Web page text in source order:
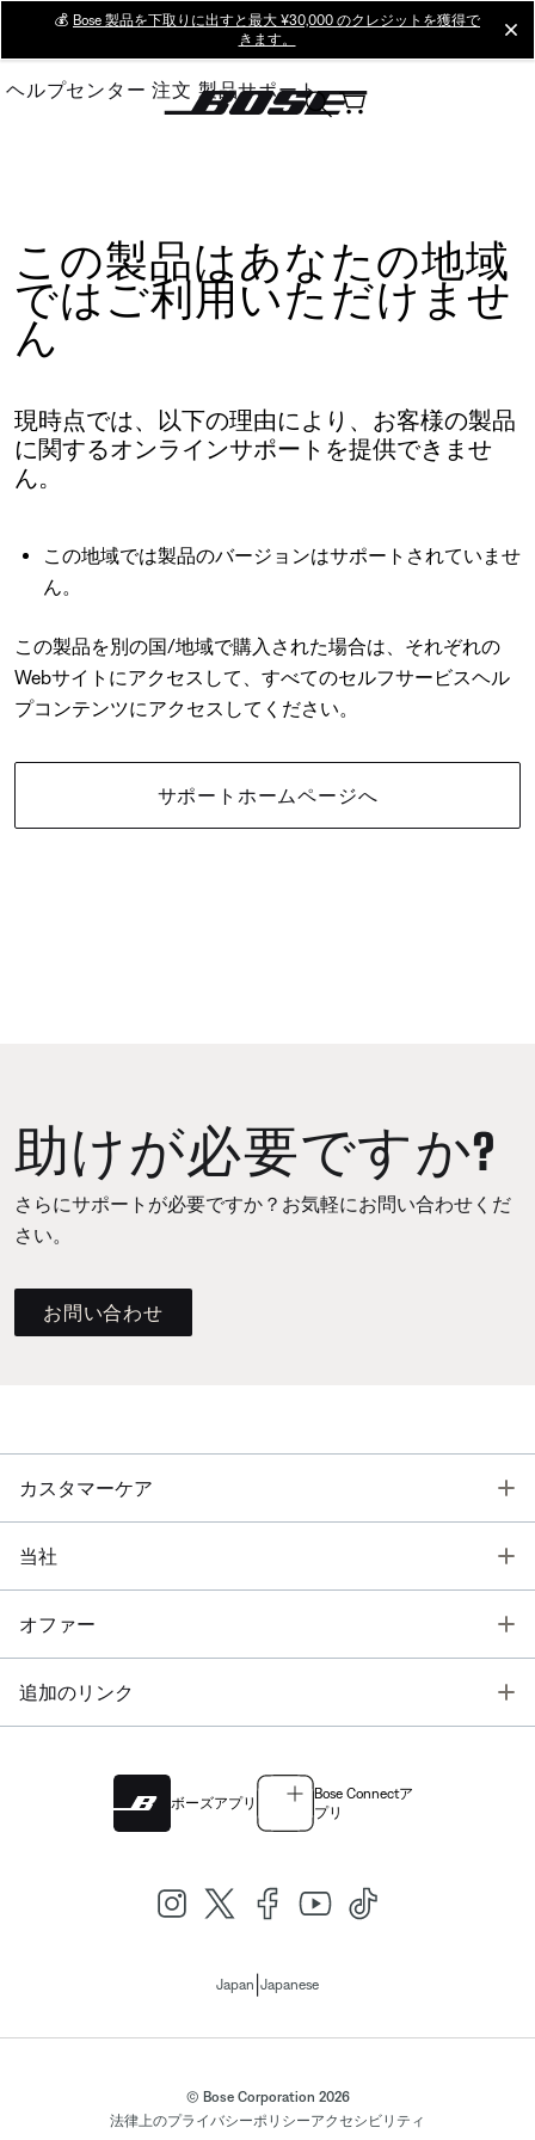
Main
💰 Bose 製品を下取りに出すと最大 ¥30,000 のクレジットを獲得で
きます。
ヘルプセンター 注文 製品サポート
この製品はあなたの地域
ではご利用いただけませ
ん
現時点では、以下の理由により、お客様の製品
に関するオンラインサポートを提供できませ
ん。
この地域では製品のバージョンはサポートされていませ
ん。
この製品を別の国/地域で購入された場合は、それぞれの
Webサイトにアクセスして、すべてのセルフサービスヘル
プコンテンツにアクセスしてください。
サポートホームページへ
助けが必要ですか?
さらにサポートが必要ですか？お気軽にお問い合わせくだ
さい。
お問い合わせ
カスタマーケア
当社
オファー
追加のリンク
ボーズアプリ
Bose Connectア
プリ
Japan Japanese
© Bose Corporation 2026
法律上のプライバシーポリシーアクセシビリティ